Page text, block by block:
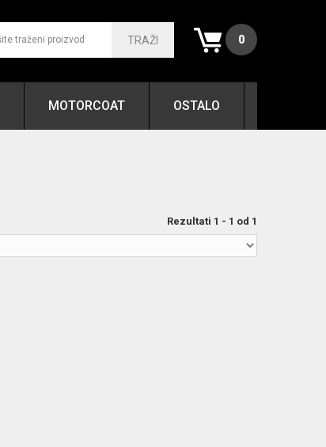
0
TRAŽI
MOTORCOAT OSTALO
Rezultati 1 - 1 od 1